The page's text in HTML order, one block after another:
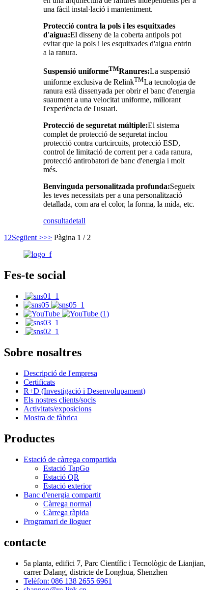
una fàcil instal·lació i manteniment.
Protecció contra la pols i les esquitxades
d'aigua:El disseny de la coberta antipols pot
evitar que la pols i les esquitxades d'aigua entrin
a la ranura.
Suspensió uniformeTMRanures:La suspensió
uniforme exclusiva de RelinkTMLa tecnologia de
ranura està dissenyada per obrir el banc d'energia
suaument a una velocitat uniforme, millorant
l'experiència de l'usuari.
Protecció de seguretat múltiple:El sistema
complet de protecció de seguretat inclou
protecció contra curtcircuits, protecció ESD,
control de limitació de corrent per a cada ranura,
protecció antirobatori de banc d'energia i molt
més.
Benvinguda personalitzada profunda:Segueix
les teves necessitats per a una personalització
detallada, com ara el color, la forma, la mida, etc.
consultadetall
1 2Següent >>> Pàgina 1 / 2
Fes-te social
Sobre nosaltres
Descripció de l'empresa
Certificats
R+D (Investigació i Desenvolupament)
Els nostres clients/socis
Activitats/exposicions
Mostra de fàbrica
Productes
Estació de càrrega compartida
Estació TapGo
Estació QR
Estació exterior
Banc d'energia compartit
Càrrega normal
Càrrega ràpida
Programari de lloguer
contacte
5a planta, edifici 7, Parc Científic i Tecnològic de Lianjian,
carrer Dalang, districte de Longhua, Shenzhen
Telèfon: 086 138 2655 6961